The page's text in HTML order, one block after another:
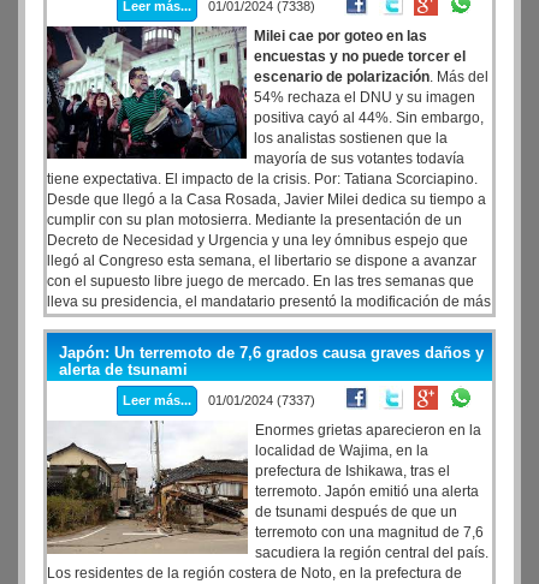
Provinciales (DNAP) del Ministerio de Economía.
Leer más... 01/01/2024 (7338)
Milei cae por goteo en las
encuestas y no puede torcer el
escenario de polarización. Más del
54% rechaza el DNU y su imagen
positiva cayó al 44%. Sin embargo,
los analistas sostienen que la
mayoría de sus votantes todavía
tiene expectativa. El impacto de la crisis. Por: Tatiana Scorciapino.
Desde que llegó a la Casa Rosada, Javier Milei dedica su tiempo a
cumplir con su plan motosierra. Mediante la presentación de un
Decreto de Necesidad y Urgencia y una ley ómnibus espejo que
llegó al Congreso esta semana, el libertario se dispone a avanzar
con el supuesto libre juego de mercado. En las tres semanas que
lleva su presidencia, el mandatario presentó la modificación de más
de trescientas leyes y regulaciones del ámbito económico,
tributario, civil y electoral.
Japón: Un terremoto de 7,6 grados causa graves daños y
alerta de tsunami
Leer más... 01/01/2024 (7337)
Enormes grietas aparecieron en la
localidad de Wajima, en la
prefectura de Ishikawa, tras el
terremoto. Japón emitió una alerta
de tsunami después de que un
terremoto con una magnitud de 7,6
sacudiera la región central del país.
Los residentes de la región costera de Noto, en la prefectura de